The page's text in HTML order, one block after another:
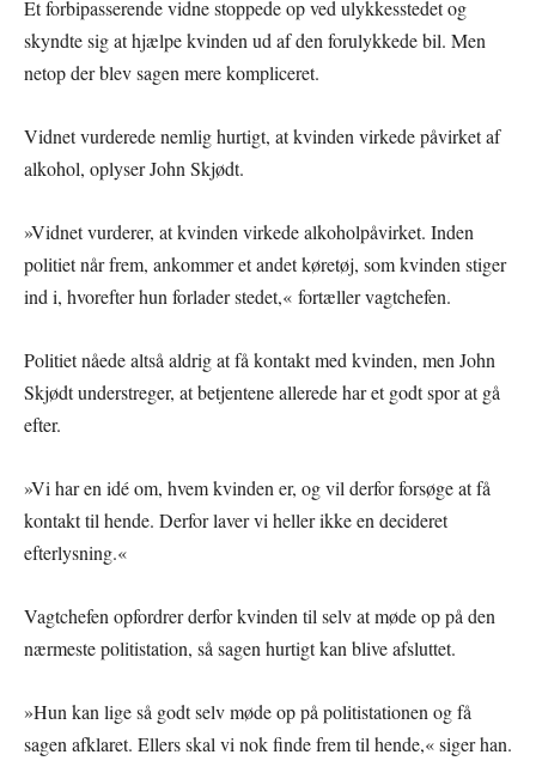
Et forbipasserende vidne stoppede op ved ulykkesstedet og
skyndte sig at hjælpe kvinden ud af den forulykkede bil. Men
netop der blev sagen mere kompliceret.
Vidnet vurderede nemlig hurtigt, at kvinden virkede påvirket af
alkohol, oplyser John Skjødt.
»Vidnet vurderer, at kvinden virkede alkoholpåvirket. Inden
politiet når frem, ankommer et andet køretøj, som kvinden stiger
ind i, hvorefter hun forlader stedet,« fortæller vagtchefen.
Politiet nåede altså aldrig at få kontakt med kvinden, men John
Skjødt understreger, at betjentene allerede har et godt spor at gå
efter.
»Vi har en idé om, hvem kvinden er, og vil derfor forsøge at få
kontakt til hende. Derfor laver vi heller ikke en decideret
efterlysning.«
Vagtchefen opfordrer derfor kvinden til selv at møde op på den
nærmeste politistation, så sagen hurtigt kan blive afsluttet.
»Hun kan lige så godt selv møde op på politistationen og få
sagen afklaret. Ellers skal vi nok finde frem til hende,« siger han.